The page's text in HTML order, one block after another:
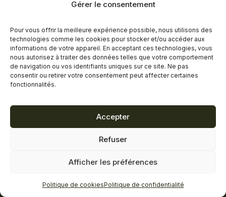
Gérer le consentement
Pour vous offrir la meilleure expérience possible, nous utilisons des
technologies comme les cookies pour stocker et/ou accéder aux
informations de votre appareil. En acceptant ces technologies, vous
nous autorisez à traiter des données telles que votre comportement
de navigation ou vos identifiants uniques sur ce site. Ne pas
consentir ou retirer votre consentement peut affecter certaines
fonctionnalités.
Accepter
Refuser
Afficher les préférences
Politique de cookiesPolitique de confidentialité
Heures d’ouverture
Lundi au mercredi
9h00 à 17h30
Jeudi
9h00 à 20h00
Vendredi
9h00 à 18h00
Dimanche
11h00 à 16h30
Termes et conditions
Réalisation Zonart Communications